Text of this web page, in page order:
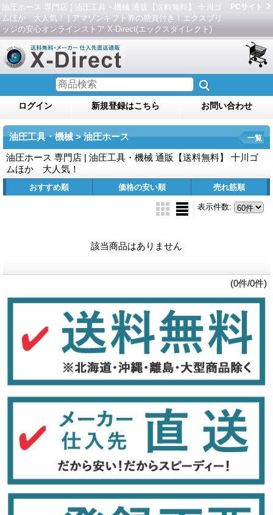
油圧ホース 専門店 | 油圧工具・機械 通販【送料無料】 十川ゴ
ムほか 大人気！ | アマゾンギフト券の懸賞付き！エクスブリ
ッジの安心オンラインストア X-Direct(エックスダイレクト)
PCサイト
ログイン 新規登録はこちら お問い合わせ
油圧工具・機械 > 油圧ホース
油圧ホース 専門店 | 油圧工具・機械 通販【送料無料】 十川ゴ
ムほか 大人気！
一覧
おすすめ順 価格の安い順 売れ筋順
表示件数:
該当商品はありません
(0件/0件)